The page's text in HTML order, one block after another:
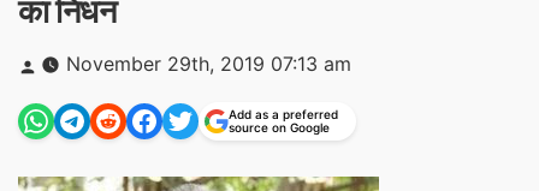
का निधन
Posted
by
November 29th, 2019 07:13 am
Add as a preferred
source on Google